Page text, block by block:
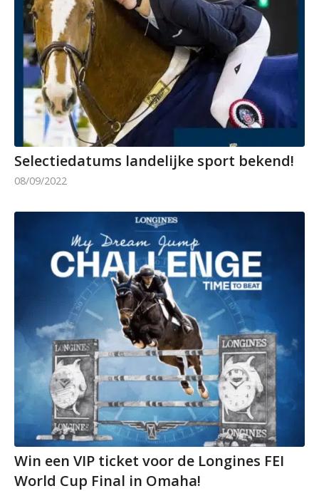
Selectiedatums landelijke sport bekend!
08/09/2022
Win een VIP ticket voor de Longines FEI
World Cup Final in Omaha!